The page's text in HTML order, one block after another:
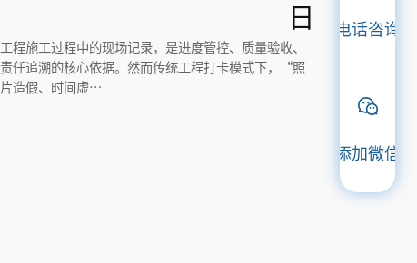
日
工程施工过程中的现场记录，是进度管控、质量验收、
责任追溯的核心依据。然而传统工程打卡模式下，“照
片造假、时间虚…
电话咨询
添加微信